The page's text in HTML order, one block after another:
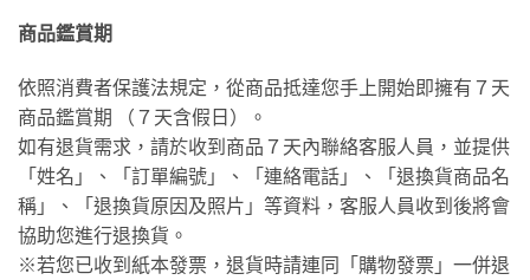
商品鑑賞期
依照消費者保護法規定，從商品抵達您手上開始即擁有７天
商品鑑賞期 （７天含假日）。
如有退貨需求，請於收到商品７天內聯絡客服人員，並提供
「姓名」、「訂單編號」、「連絡電話」、「退換貨商品名
稱」、「退換貨原因及照片」等資料，客服人員收到後將會
協助您進行退換貨。
※若您已收到紙本發票，退貨時請連同「購物發票」一併退